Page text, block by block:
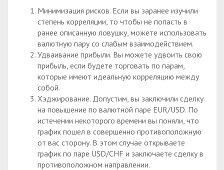
Минимизация рисков. Если вы заранее изучили
степень корреляции, то чтобы не попасть в
ранее описанную ловушку, можете использовать
валютную пару со слабым взаимодействием.
Удваивание прибыли. Вы можете удвоить свою
прибыль, если будете торговать по парам,
которые имеют идеальную корреляцию между
собой.
Хэджирование. Допустим, вы заключили сделку
на повышение по валютной паре EUR/USD. По
истечении некоторого времени вы поняли, что
график пошел в совершенно противоположную
от вас сторону. В этом случае открываете
график по паре USD/CHF и заключаете сделку в
противоположном направлении.